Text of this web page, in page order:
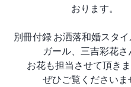
おります。
別冊付録 お洒落和婚スタ
ガール、三吉彩花さ
お花も担当させて頂き
ぜひご覧くださいま